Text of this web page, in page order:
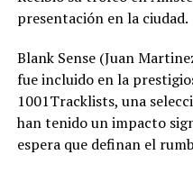
presentación en la ciudad.
Blank Sense (Juan
fue incluido en la
1001Tracklists, una
han tenido un impacto
espera que definan el